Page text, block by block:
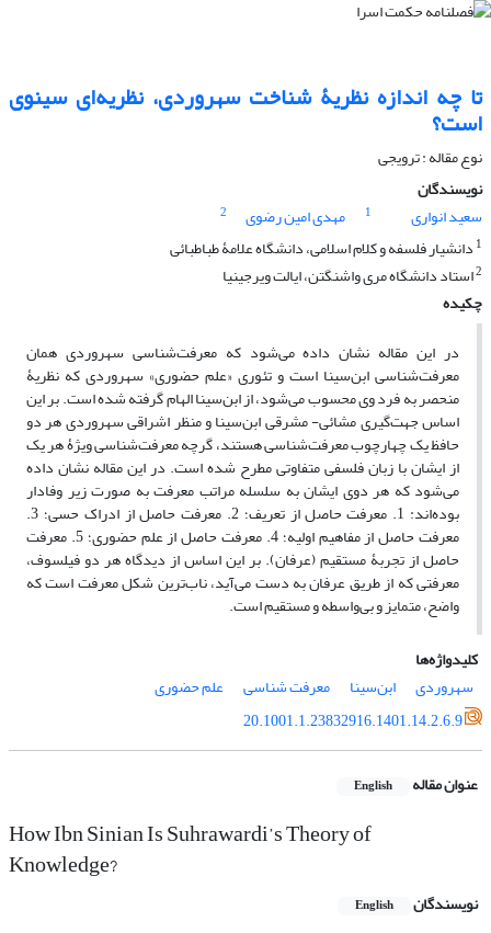
تا چه اندازه نظریۀ شناخت سهروردی، نظریه‌ای سینوی
است؟
نوع مقاله : ترویجی
نویسندگان
سعید انواری
1 مهدی امین رضوی
2
1 دانشیار فلسفه و کلام اسلامی، دانشگاه علامۀ طباطبائی
2استاد دانشگاه مری واشنگتن، ایالت ویرجینیا
چکیده
در این مقاله نشان داده می‌شود که معرفت‌شناسی سهروردی همان
معرفت‌شناسی ابن‌سینا است و تئوری «علم حضوری» سهروردی که نظریۀ
منحصر به فرد وی محسوب می‌شود، از ابن‌سینا الهام گرفته شده است. بر این
اساس جهت‌گیری مشائی- ‌مشرقی ابن‌سینا و منظر اشراقی سهروردی هر دو
حافظ یک چهارچوب معرفت‌شناسی هستند، گرچه معرفت‌شناسی ویژۀ هر یک
از ایشان با زبان فلسفی متفاوتی مطرح شده است. در این مقاله نشان داده
می‌شود که هر دوی ایشان به سلسله مراتب معرفت به صورت زیر وفادار
بوده‌اند: 1. معرفت حاصل از تعریف؛ 2. معرفت حاصل از ادراک حسی؛ 3.
معرفت حاصل از مفاهیم اولیه؛ 4. معرفت حاصل از علم حضوری؛ 5. معرفت
حاصل از تجربۀ مستقیم (عرفان). بر این اساس از دیدگاه هر دو فیلسوف،
معرفتی که از طریق عرفان به دست می‌آید، ناب‌ترین شکل معرفت است که
واضح، متمایز و بی‌واسطه و مستقیم است.
کلیدواژه‌ها
سهروردی
ابن‌سینا معرفت شناسی
علم حضوری
20.1001.1.23832916.1401.14.2.6.9
عنوان مقاله English
How Ibn Sinian Is Suhrawardi’s Theory of
Knowledge?
نویسندگان English